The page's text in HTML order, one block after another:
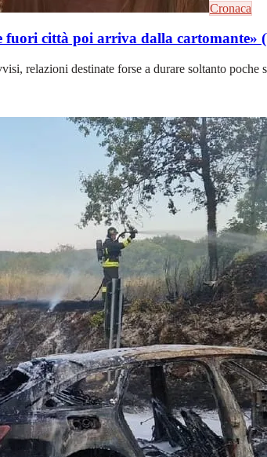
Cronaca
fuori città poi arriva dalla cartomante»
relazioni destinate forse a durare soltanto